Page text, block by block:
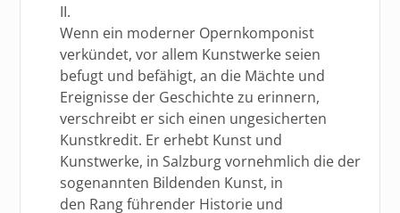
II.
Wenn ein moderner Opernkomponist
verkündet, vor allem Kunstwerke seien
befugt und befähigt, an die Mächte und
Ereignisse der Geschichte zu erinnern,
verschreibt er sich einen ungesicherten
Kunstkredit. Er erhebt Kunst und
Kunstwerke, in Salzburg vornehmlich die der
sogenannten Bildenden Kunst, in
den Rang führender Historie und